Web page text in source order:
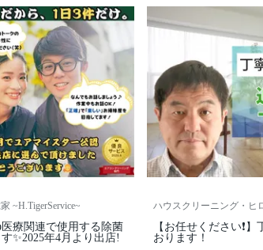
~H.TigerService~
療関連で使用する除菌
✨2025年4月より出店!
ハウスクリーニング・ヒ
【お任せください❗️
おります！